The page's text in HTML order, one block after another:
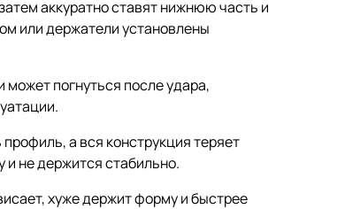
аккуратно ставят нижнюю часть и
или держатели установлены
погнуться после удара,
а вся конструкция теряет
и не держится стабильно.
хуже держит форму и быстрее